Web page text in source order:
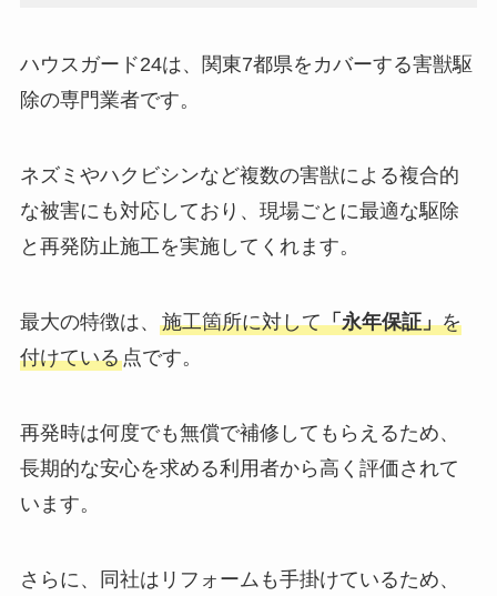
ハウスガード24は、関東7都県をカバーする害獣駆
除の専門業者です。
ネズミやハクビシンなど複数の害獣による複合的
な被害にも対応しており、現場ごとに最適な駆除
と再発防止施工を実施してくれます。
最大の特徴は、 施工箇所に対して「永年保証」を
付けている点です。
再発時は何度でも無償で補修してもらえるため、
長期的な安心を求める利用者から高く評価されて
います。
さらに、同社はリフォームも手掛けているため、